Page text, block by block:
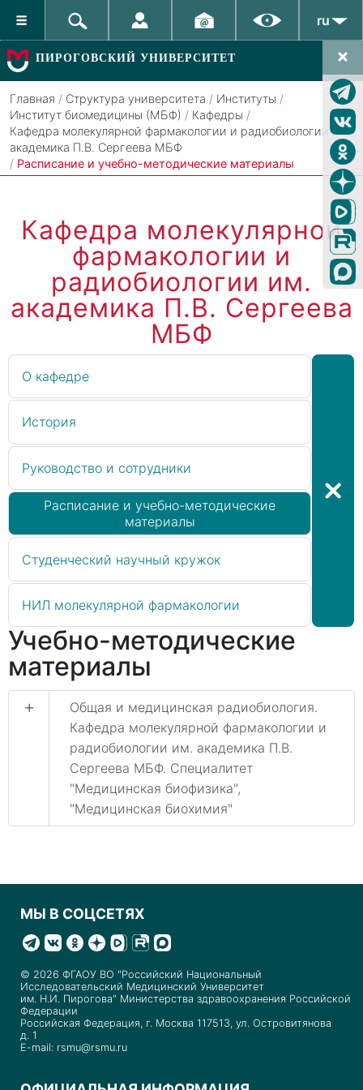
ru
ПИРОГОВСКИЙ УНИВЕРСИТЕТ
Главная / Структура университета / Институты /
Институт биомедицины (МБФ) / Кафедры /
Кафедра молекулярной фармакологии и радиобиологии им.
академика П.В. Сергеева МБФ
/ Расписание и учебно-методические материалы
Кафедра молекулярной
фармакологии и
радиобиологии им.
академика П.В. Сергеева
МБФ
О кафедре
История
Руководство и сотрудники
Расписание и учебно-методические
материалы
Студенческий научный кружок
НИЛ молекулярной фармакологии
Учебно-методические
материалы
+
Общая и медицинская радиобиология.
Кафедра молекулярной фармакологии и
радиобиологии им. академика П.В.
Сергеева МБФ. Специалитет
"Медицинская биофизика",
"Медицинская биохимия"
МЫ В СОЦСЕТЯХ
© 2026 ФГАОУ ВО "Российский Национальный
Исследовательский Медицинский Университет
им. Н.И. Пирогова" Министерства здравоохранения Российской
Федерации
Российская Федерация, г. Москва 117513, ул. Островитянова
д. 1
E-mail: rsmu@rsmu.ru